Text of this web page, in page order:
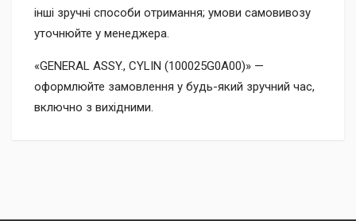
інші зручні способи отримання; умови самовивозу
уточнюйте у менеджера.
«GENERAL ASSY., CYLIN (100025G0A00)» —
оформлюйте замовлення у будь-який зручний час,
включно з вихідними.